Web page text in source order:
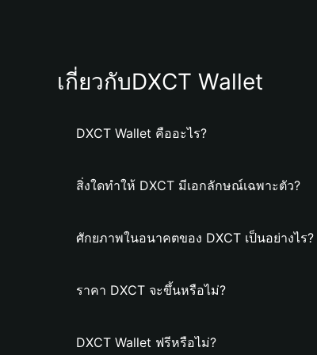
เกี่ยวกับDXCT Wallet
DXCT Wallet คืออะไร?
สิ่งใดทำให้ DXCT มีเอกลักษณ์เฉพาะตัว?
ศักยภาพในอนาคตของ DXCT เป็นอย่างไร?
ราคา DXCT จะขึ้นหรือไม่?
DXCT Wallet ฟรีหรือไม่?